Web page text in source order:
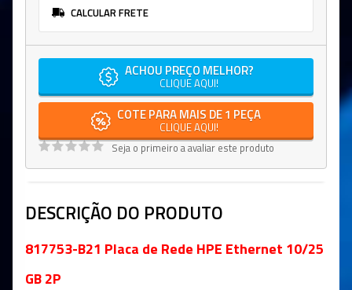
CALCULAR FRETE
ACHOU PREÇO MELHOR?
CLIQUE AQUI!
COTE PARA MAIS DE 1 PEÇA
CLIQUE AQUI!
Seja o primeiro a avaliar este produto
DESCRIÇÃO DO PRODUTO
817753-B21 Placa de Rede HPE Ethernet 10/25
GB 2P